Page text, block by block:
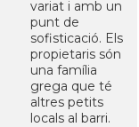
variat i amb un
punt de
sofisticació. Els
propietaris són
una família
grega que té
altres petits
locals al barri.